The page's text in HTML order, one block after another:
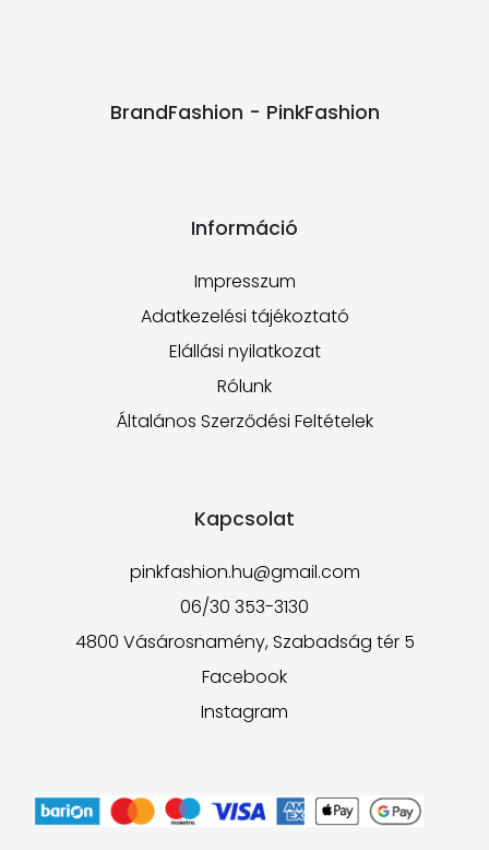
BrandFashion - PinkFashion
Információ
Impresszum
Adatkezelési tájékoztató
Elállási nyilatkozat
Rólunk
Általános Szerződési Feltételek
Kapcsolat
pinkfashion.hu@gmail.com
06/30 353-3130
4800 Vásárosnamény, Szabadság tér 5
Facebook
Instagram